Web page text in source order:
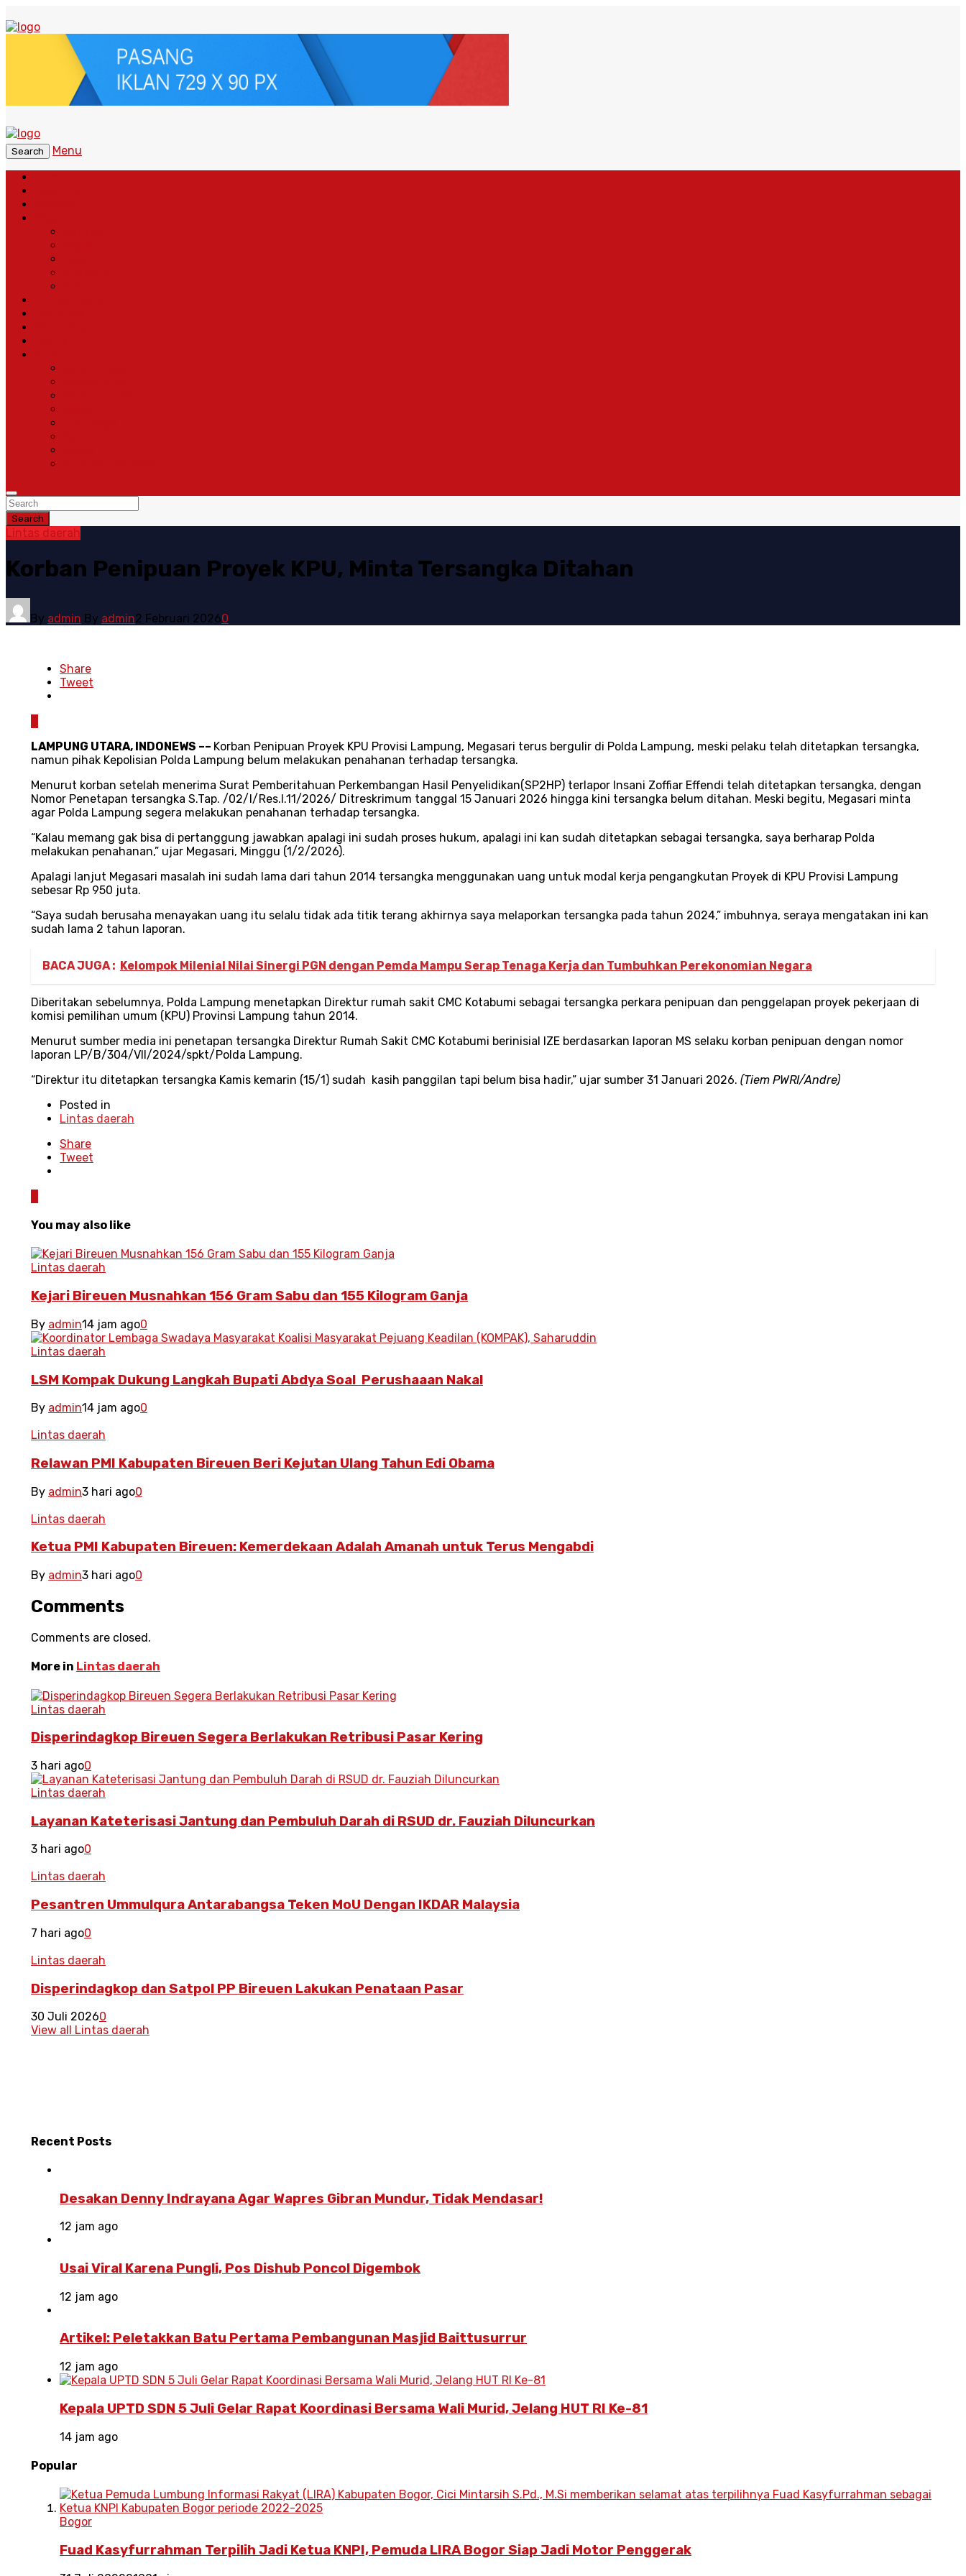
Search
Menu
Search
Lintas daerah
Korban Penipuan Proyek KPU, Minta Tersangka Ditahan
By admin By admin2 Februari 20260
Share
Tweet
LAMPUNG UTARA, INDONEWS –– Korban Penipuan Proyek KPU Provisi Lampung, Megasari terus bergulir di Polda Lampung, meski pelaku telah ditetapkan tersangka,
namun pihak Kepolisian Polda Lampung belum melakukan penahanan terhadap tersangka.
Menurut korban setelah menerima Surat Pemberitahuan Perkembangan Hasil Penyelidikan(SP2HP) terlapor Insani Zoffiar Effendi telah ditetapkan tersangka, dengan
Nomor Penetapan tersangka S.Tap. /02/I/Res.I.11/2026/ Ditreskrimum tanggal 15 Januari 2026 hingga kini tersangka belum ditahan. Meski begitu, Megasari minta
agar Polda Lampung segera melakukan penahanan terhadap tersangka.
“Kalau memang gak bisa di pertanggung jawabkan apalagi ini sudah proses hukum, apalagi ini kan sudah ditetapkan sebagai tersangka, saya berharap Polda
melakukan penahanan,” ujar Megasari, Minggu (1/2/2026).
Apalagi lanjut Megasari masalah ini sudah lama dari tahun 2014 tersangka menggunakan uang untuk modal kerja pengangkutan Proyek di KPU Provisi Lampung
sebesar Rp 950 juta.
“Saya sudah berusaha menayakan uang itu selalu tidak ada titik terang akhirnya saya melaporkan tersangka pada tahun 2024,” imbuhnya, seraya mengatakan ini kan
sudah lama 2 tahun laporan.
BACA JUGA : Kelompok Milenial Nilai Sinergi PGN dengan Pemda Mampu Serap Tenaga Kerja dan Tumbuhkan Perekonomian Negara
Diberitakan sebelumnya, Polda Lampung menetapkan Direktur rumah sakit CMC Kotabumi sebagai tersangka perkara penipuan dan penggelapan proyek pekerjaan di
komisi pemilihan umum (KPU) Provinsi Lampung tahun 2014.
Menurut sumber media ini penetapan tersangka Direktur Rumah Sakit CMC Kotabumi berinisial IZE berdasarkan laporan MS selaku korban penipuan dengan nomor
laporan LP/B/304/VII/2024/spkt/Polda Lampung.
“Direktur itu ditetapkan tersangka Kamis kemarin (15/1) sudah kasih panggilan tapi belum bisa hadir,” ujar sumber 31 Januari 2026. (Tiem PWRI/Andre)
Posted in
Lintas daerah
Share
Tweet
You may also like
Lintas daerah
Kejari Bireuen Musnahkan 156 Gram Sabu dan 155 Kilogram Ganja
By admin14 jam ago0
Lintas daerah
LSM Kompak Dukung Langkah Bupati Abdya Soal Perushaaan Nakal
By admin14 jam ago0
Lintas daerah
Relawan PMI Kabupaten Bireuen Beri Kejutan Ulang Tahun Edi Obama
By admin3 hari ago0
Lintas daerah
Ketua PMI Kabupaten Bireuen: Kemerdekaan Adalah Amanah untuk Terus Mengabdi
By admin3 hari ago0
Comments
Comments are closed.
More in Lintas daerah
Lintas daerah
Disperindagkop Bireuen Segera Berlakukan Retribusi Pasar Kering
3 hari ago0
Lintas daerah
Layanan Kateterisasi Jantung dan Pembuluh Darah di RSUD dr. Fauziah Diluncurkan
3 hari ago0
Lintas daerah
Pesantren Ummulqura Antarabangsa Teken MoU Dengan IKDAR Malaysia
7 hari ago0
Lintas daerah
Disperindagkop dan Satpol PP Bireuen Lakukan Penataan Pasar
30 Juli 20260
View all Lintas daerah
Recent Posts
Desakan Denny Indrayana Agar Wapres Gibran Mundur, Tidak Mendasar!
12 jam ago
Usai Viral Karena Pungli, Pos Dishub Poncol Digembok
12 jam ago
Artikel: Peletakkan Batu Pertama Pembangunan Masjid Baittusurrur
12 jam ago
Kepala UPTD SDN 5 Juli Gelar Rapat Koordinasi Bersama Wali Murid, Jelang HUT RI Ke-81
14 jam ago
Popular
Bogor
Fuad Kasyfurrahman Terpilih Jadi Ketua KNPI, Pemuda LIRA Bogor Siap Jadi Motor Penggerak